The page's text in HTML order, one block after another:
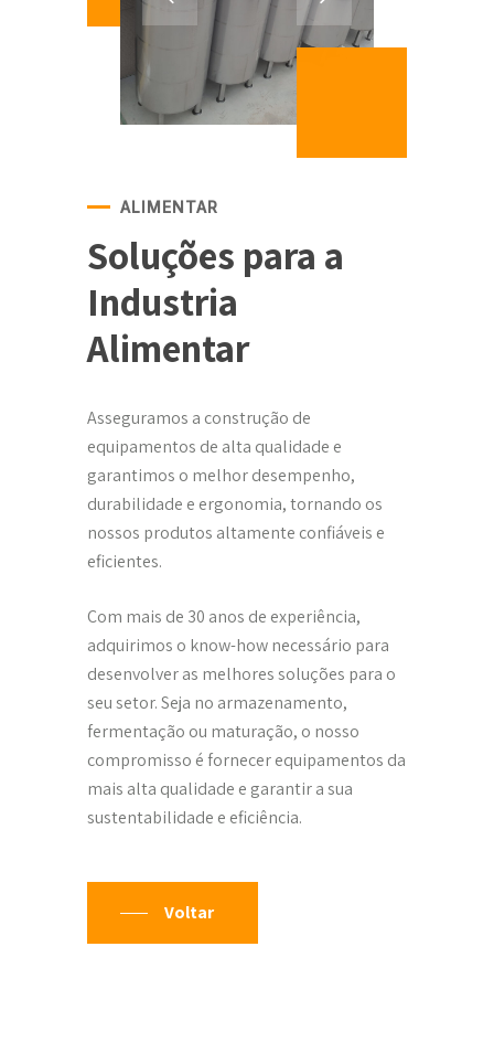
ALIMENTAR
Soluções para a
Industria
Alimentar
Asseguramos a construção de
equipamentos de alta qualidade e
garantimos o melhor desempenho,
durabilidade e ergonomia, tornando os
nossos produtos altamente confiáveis e
eficientes.
Com mais de 30 anos de experiência,
adquirimos o know-how necessário para
desenvolver as melhores soluções para o
seu setor. Seja no armazenamento,
fermentação ou maturação, o nosso
compromisso é fornecer equipamentos da
mais alta qualidade e garantir a sua
sustentabilidade e eficiência.
Voltar